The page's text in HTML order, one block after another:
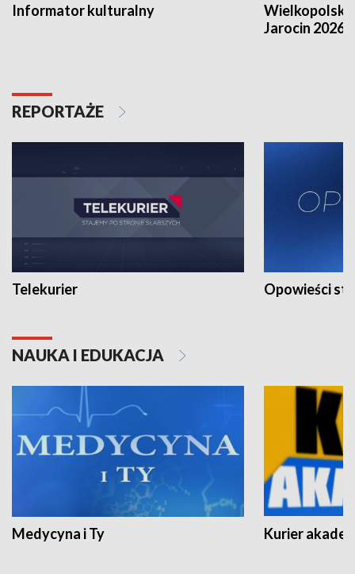
Informator kulturalny
Jarocin 2026
REPORTAŻE
Telekurier Opowieści
NAUKA I EDUKACJA
Medycyna i Ty Kurier